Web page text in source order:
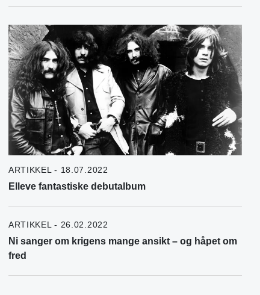
ARTIKKEL - 18.07.2022
Elleve fantastiske debutalbum
ARTIKKEL - 26.02.2022
Ni sanger om krigens mange ansikt – og håpet om
fred